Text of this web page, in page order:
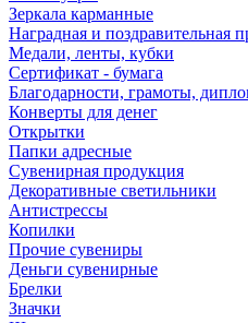
Зеркала карманные
Наградная и поздравительная
Медали, ленты, кубки
Сертификат - бумага
Благодарности, грамоты,
Конверты для денег
Открытки
Папки адресные
Сувенирная продукция
Декоративные светильники
Антистрессы
Копилки
Прочие сувениры
Деньги сувенирные
Брелки
Значки